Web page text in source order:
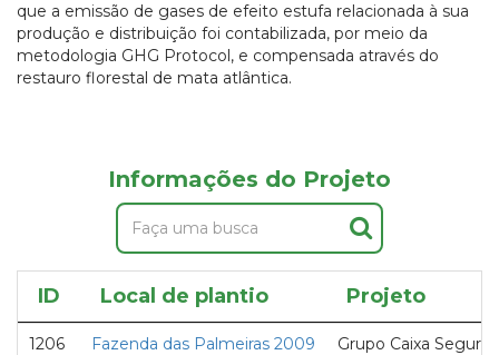
que a emissão de gases de efeito estufa relacionada à sua
produção e distribuição foi contabilizada, por meio da
metodologia GHG Protocol, e compensada através do
restauro florestal de mata atlântica.
Informações do Projeto
ID Local de plantio Projeto
1206 Fazenda das Palmeiras 2009 Grupo Caixa